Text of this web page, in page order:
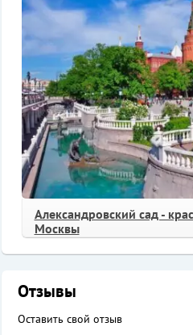
Александровский сад -
Москвы
Отзывы
Оставить свой отзыв